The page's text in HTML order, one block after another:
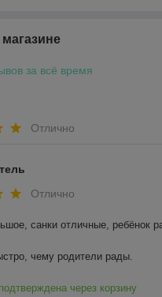
за всё время
Отлично
Отлично
санки отличные, ребёнок
чему родители рады.
через корзину